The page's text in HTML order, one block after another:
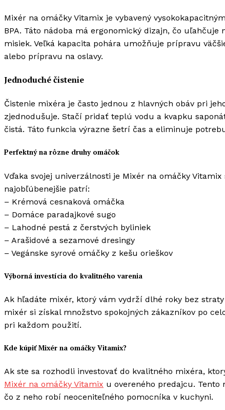
Mixér na omáčky Vitamix je vybavený
BPA. Táto nádoba má ergonomický dizajn, čo
misiek. Veľká kapacita pohára umožňuje prípravu
alebo prípravu na oslavy.
Jednoduché čistenie
Čistenie mixéra je často jednou z hlavných obáv pri
zjednodušuje. Stačí pridať teplú vodu a kvapku
čistá. Táto funkcia výrazne šetrí čas a eliminuje
Perfektný na rôzne druhy omáčok
Vďaka svojej univerzálnosti je Mixér na omáčky
najobľúbenejšie patrí:
– Krémová cesnaková omáčka
– Domáce paradajkové sugo
– Lahodné pestá z čerstvých byliniek
– Arašidové a sezamové dresingy
– Vegánske syrové omáčky z kešu orieškov
Výborná investícia do kvalitného varenia
Ak hľadáte mixér, ktorý vám vydrží dlhé roky bez
mixér si získal množstvo spokojných zákazníkov po
pri každom použití.
Kde kúpiť Mixér na omáčky Vitamix?
Ak ste sa rozhodli investovať do kvalitného mixéra,
Mixér na omáčky Vitamix u overeného predajcu.
čo z neho robí neoceniteľného pomocníka v kuchyni.